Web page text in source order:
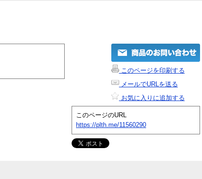
このページを印刷する
メールでURLを送る
お気に入りに追加する
このページのURL
https://plth.me/11560290